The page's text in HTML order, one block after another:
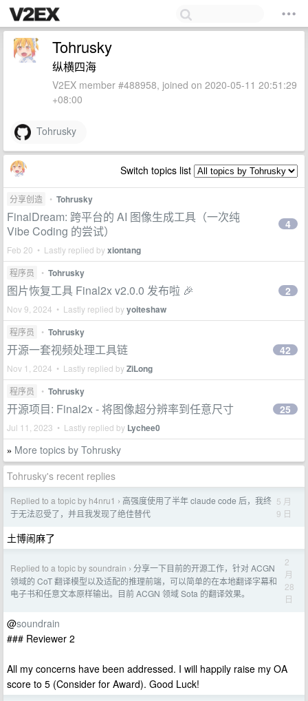
Tohrusky
纵横四海
V2EX member #488958, joined on 2020-05-11 20:51:29
+08:00
Tohrusky
Switch topics list
分享创造 • Tohrusky
FinalDream: 跨平台的 AI 图像生成工具（一次纯
Vibe Coding 的尝试）
Feb 20 • Lastly replied byxiontang
4
程序员 • Tohrusky
图片恢复工具 Final2x v2.0.0 发布啦 🎉
Nov 9, 2024 • Lastly replied byyoiteshaw
2
程序员 • Tohrusky
开源一套视频处理工具链
Nov 1, 2024 • Lastly replied byZiLong
42
程序员 • Tohrusky
开源项目: Final2x - 将图像超分辨率到任意尺寸
Jul 11, 2023 • Lastly replied by Lychee0
25
» More topics by Tohrusky
Tohrusky's recent replies
Replied to a topic by h4nru1 › 高强度使用了半年 claude code 后，我终
于无法忍受了，并且我发现了绝佳替代
5 月
9 日
土博闹麻了
Replied to a topic by soundrain › 分享一下目前的开源工作，针对 ACGN
领域的 CoT 翻译模型以及适配的推理前端，可以简单的在本地翻译字幕和
电子书和任意文本原样输出。目前 ACGN 领域 Sota 的翻译效果。
2
月
28
日
@soundrain
### Reviewer 2
All my concerns have been addressed. I will happily raise my OA
score to 5 (Consider for Award). Good Luck!